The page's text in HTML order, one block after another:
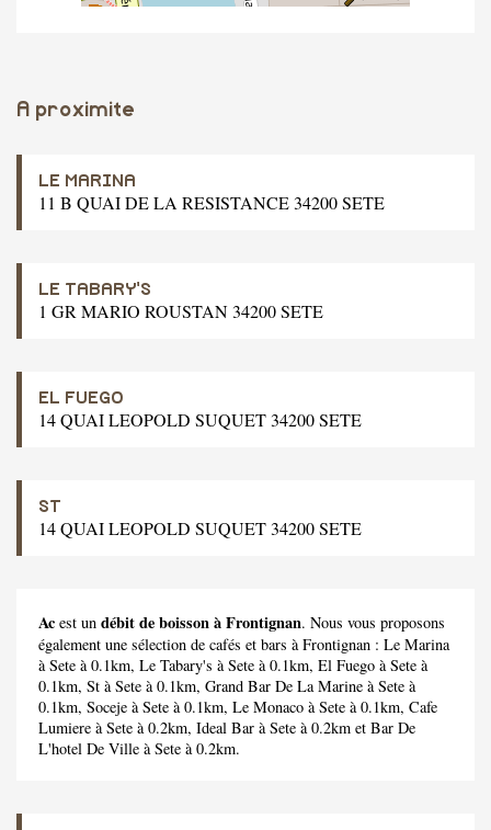
A proximite
LE MARINA
11 B QUAI DE LA RESISTANCE 34200 SETE
LE TABARY'S
1 GR MARIO ROUSTAN 34200 SETE
EL FUEGO
14 QUAI LEOPOLD SUQUET 34200 SETE
ST
14 QUAI LEOPOLD SUQUET 34200 SETE
Ac est un débit de boisson à Frontignan. Nous vous proposons
également une sélection de cafés et bars à Frontignan : Le Marina
à Sete à 0.1km, Le Tabary's à Sete à 0.1km, El Fuego à Sete à
0.1km, St à Sete à 0.1km, Grand Bar De La Marine à Sete à
0.1km, Soceje à Sete à 0.1km, Le Monaco à Sete à 0.1km, Cafe
Lumiere à Sete à 0.2km, Ideal Bar à Sete à 0.2km et Bar De
L'hotel De Ville à Sete à 0.2km.